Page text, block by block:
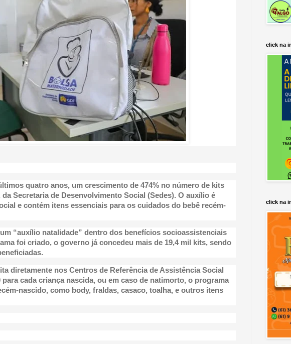
quatro anos, um crescimento de 474% no número de kits
Secretaria de Desenvolvimento Social (Sedes). O auxílio é
e contém itens essenciais para os cuidados do bebê recém-
“auxílio natalidade” dentro dos benefícios socioassistenciais
foi criado, o governo já concedeu mais de 19,4 mil kits, sendo
diretamente nos Centros de Referência de Assistência Social
cada criança nascida, ou em caso de natimorto, o programa
nascido, como body, fraldas, casaco, toalha, e outros itens
click na
click na